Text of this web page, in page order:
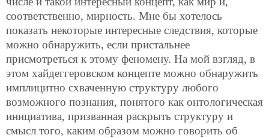
соответственно, мирность. Мне бы хотелось
показать некоторые интересные следствия, которые
можно обнаружить, если пристальнее
присмотреться к этому феномену. На мой взгляд, в
этом хайдеггеровском концепте можно обнаружить
имплицитно схваченную структуру любого
возможного познания, понятого как онтологическая
инициатива, призванная раскрыть структуру и
смысл того, каким образом можно говорить об